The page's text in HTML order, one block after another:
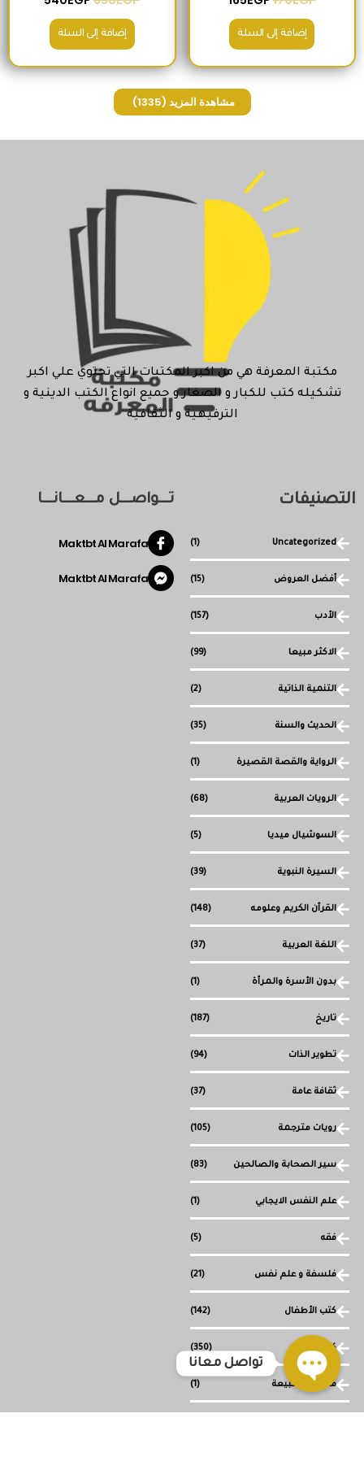
إضافة إلى السلة إضافة إلى السلة
مشاهدة المزيد (1335)
مكتبة المعرفة هي من اكبر المكتبات التي تحتوي علي اكبر
تشكيله كتب للكبار و الصغار و جميع انواع الكتب الدينية و
الترفيهية و الثقافية
التصنيفات
Uncategorized
(1)
أفضل العروض (15)
الأدب (157)
الاكثر مبيعا (99)
التنمية الذاتية (2)
الحديث والسنة (35)
الرواية والقصة القصيرة (1)
الرويات العربية (68)
السوشيال ميديا (5)
السيرة النبوية (39)
القرآن الكريم وعلومه (148)
اللغة العربية (37)
بدون الأسرة والمرأة (1)
تاريخ (187)
تطوير الذات (94)
ثقافة عامة (37)
رويات مترجمة (105)
سير الصحابة والصالحين (83)
علم النفس الايجابي (1)
فقه (5)
فلسفة و علم نفس (21)
كتب الأطفال (142)
كتب دينية (350)
ما وراء الطبيعة (1)
تـــواصـــل مـــعـــانـــا
Maktbt Al Marafa
Maktbt Al Marafa
تواصل معانا
Open